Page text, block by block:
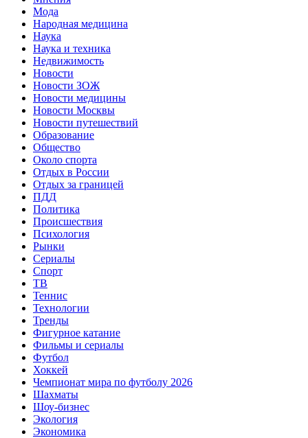
Мода
Народная медицина
Наука
Наука и техника
Недвижимость
Новости
Новости ЗОЖ
Новости медицины
Новости Москвы
Новости путешествий
Образование
Общество
Около спорта
Отдых в России
Отдых за границей
ПДД
Политика
Происшествия
Психология
Рынки
Сериалы
Спорт
ТВ
Теннис
Технологии
Тренды
Фигурное катание
Фильмы и сериалы
Футбол
Хоккей
Чемпионат мира по футболу 2026
Шахматы
Шоу-бизнес
Экология
Экономика